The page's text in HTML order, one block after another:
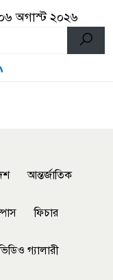
অগাস্ট ২০২৬
আন্তর্জাতিক
ফিচার
গ্যালারী